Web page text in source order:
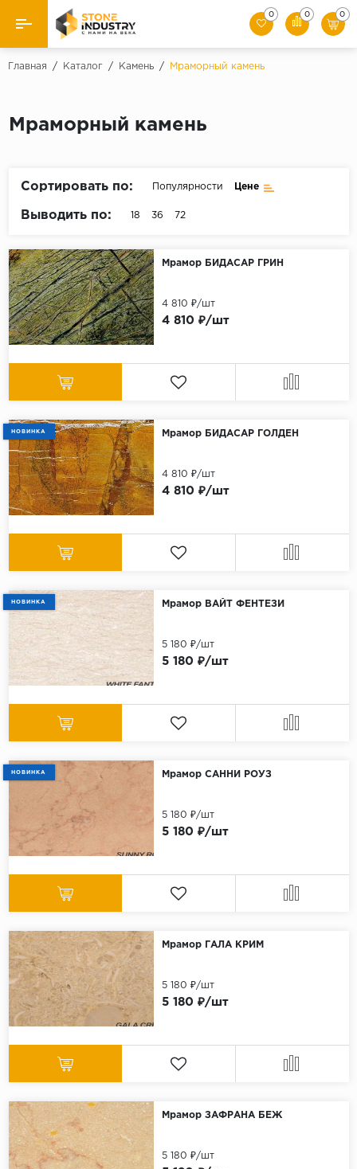
Назад
Плитка
0 0 0
Главная / Каталог / Камень / Мраморный камень
Мраморный камень
Сортировать по: Популярности Цене
Выводить по: 18 36 72
Мрамор БИДАСАР ГРИН
4 810 ₽/шт
4 810 ₽/шт
НОВИНКА Мрамор БИДАСАР ГОЛДЕН
4 810 ₽/шт
4 810 ₽/шт
НОВИНКА Мрамор ВАЙТ ФЕНТЕЗИ
5 180 ₽/шт
5 180 ₽/шт
НОВИНКА Мрамор САННИ РОУЗ
5 180 ₽/шт
5 180 ₽/шт
Мрамор ГАЛА КРИМ
5 180 ₽/шт
5 180 ₽/шт
Мрамор ЗАФРАНА БЕЖ
5 180 ₽/шт